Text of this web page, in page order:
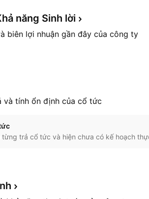
năng Sinh lời
biên lợi nhuận gần đây của công ty
và tính ổn định của cổ tức
trả cổ tức và hiện chưa có kế hoạch